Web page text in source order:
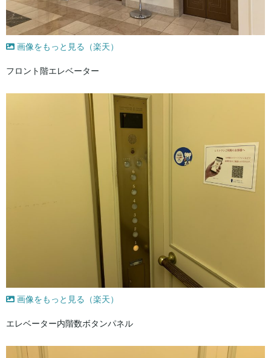
画像をもっと見る（楽天）
フロント階エレベーター
画像をもっと見る（楽天）
エレベーター内階数ボタンパネル